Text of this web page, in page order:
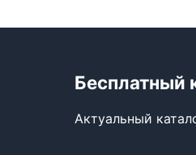
Бесплатный
Актуальный